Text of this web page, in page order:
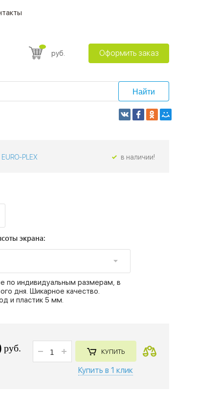
руб. Оформить заказ
Найти
EURO-PLEX в наличии!
экрана:
по индивидуальным размерам, в
дня. Шикарное качество.
и пластик 5 мм.
руб. КУПИТЬ
Купить в 1 клик